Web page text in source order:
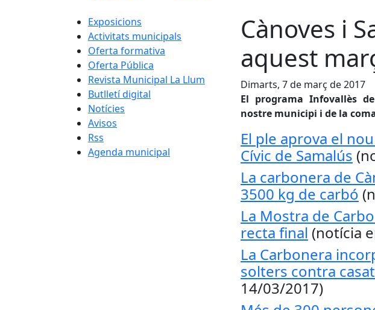
Exposicions
Activitats municipals
Oferta formativa
Oferta Pública
Revista Municipal La Llum
Butlletí digital
Notícies
Avisos
Rss
Agenda municipal
Cànoves i
aquest
Dimarts, 7 de març de 2017
El programa Infovallès
nostre municipi i de la
El ple aprova el
Cívic de Samalús
La carbonera de
3500 kg de carbó
La Mostra de
recta final (notícia
La Carbonera
solters contra
14/03/2017)